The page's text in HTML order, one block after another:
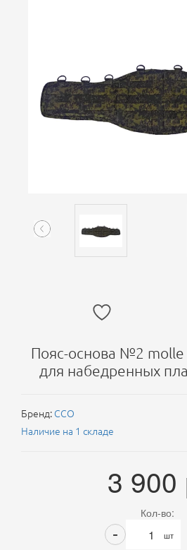
Пояс-основа №2
для набедренных
Бренд: ССО
Наличие на 1 складе
3 900
Кол-во:
шт
-